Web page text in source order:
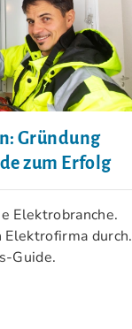
Gründung
zum Erfolg
Elektrobranche.
durch.
Guide.